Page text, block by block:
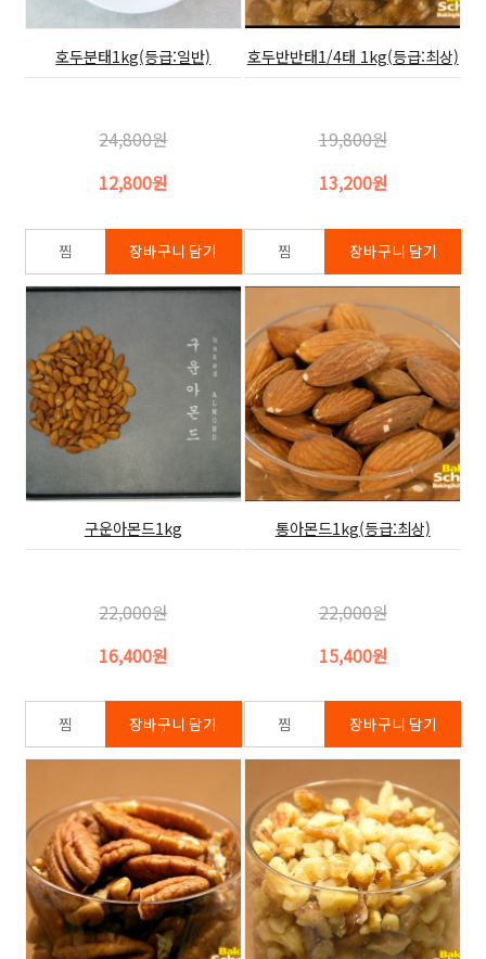
호두분태1kg(등급:일반)
24,800원
12,800원
호두반반태1/4태 1kg(등급:최상)
19,800원
13,200원
구운아몬드1kg
22,000원
16,400원
통아몬드1kg(등급:최상)
22,000원
15,400원